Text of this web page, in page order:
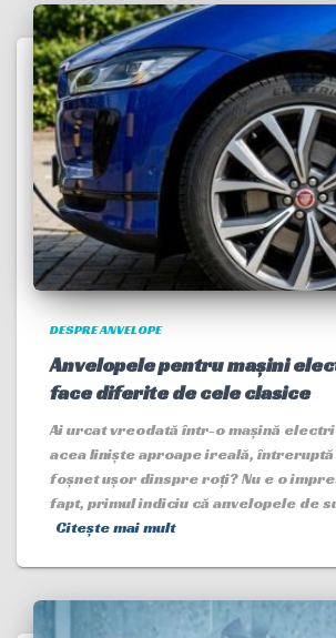
DESPRE ANVELOPE
Anvelopele pentru mașini
face diferite de cele clasice
Ai urcat vreodată într-o mașină
acea liniște aproape ireală,
foșnet ușor dinspre roți? Nu e o
fapt, primul indiciu că anvelopele de
Citește mai mult